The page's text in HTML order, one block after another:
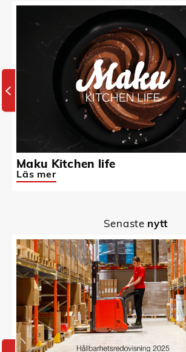
Maku Kitchen life
Läs mer
Senaste nytt